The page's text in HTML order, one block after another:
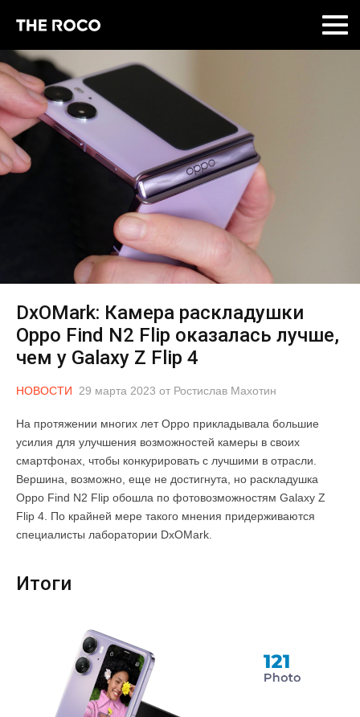
DxOMark: Камера раскладушки
Oppo Find N2 Flip оказалась лучше,
чем у Galaxy Z Flip 4
НОВОСТИ 29 марта 2023 от Ростислав Махотин
На протяжении многих лет Oppo прикладывала большие
усилия для улучшения возможностей камеры в своих
смартфонах, чтобы конкурировать с лучшими в отрасли.
Вершина, возможно, еще не достигнута, но раскладушка
Oppo Find N2 Flip обошла по фотовозможностям Galaxy Z
Flip 4. По крайней мере такого мнения придерживаются
специалисты лаборатории DxOMark.
Итоги